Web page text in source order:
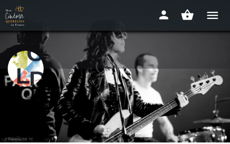
Nous sommes Gold
2019 - 1h39
Détails Bande-annonce Presse Bonus 1